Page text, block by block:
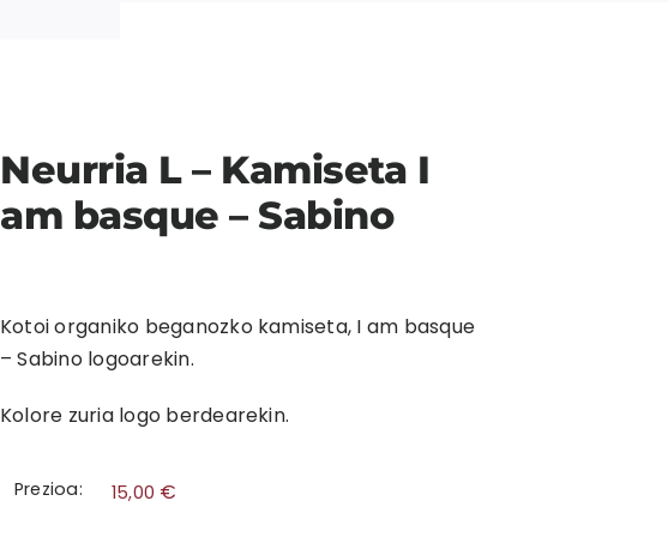
Neurria L – Kamiseta I
am basque – Sabino
Kotoi organiko beganozko kamiseta, I am basque
– Sabino logoarekin.
Kolore zuria logo berdearekin.
Prezioa: 15,00 €